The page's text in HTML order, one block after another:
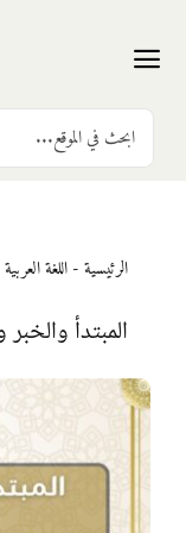
content
Toggle
Navigation
الرئيسية
المرحلة الأولى
المرحلة الثانية
المرحلة الثالثة
Search
for:
الرئيسية-اللغة العربية
المبتدأ